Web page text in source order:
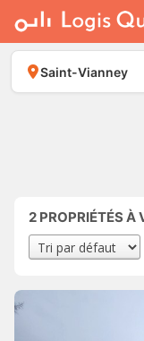
À LOUER
À VENDRE
PLACER UNE
Saint-Vianney
2 PROPRIÉTÉS À